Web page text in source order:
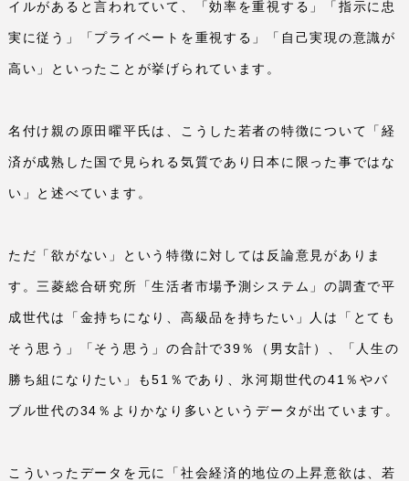
イルがあると言われていて、「効率を重視する」「指示に忠
実に従う」「プライベートを重視する」「自己実現の意識が
高い」といったことが挙げられています。
名付け親の原田曜平氏は、こうした若者の特徴について「経
済が成熟した国で見られる気質であり日本に限った事ではな
い」と述べています。
ただ「欲がない」という特徴に対しては反論意見がありま
す。三菱総合研究所「生活者市場予測システム」の調査で平
成世代は「金持ちになり、高級品を持ちたい」人は「とても
そう思う」「そう思う」の合計で39％（男女計）、「人生の
勝ち組になりたい」も51 ％であり、氷河期世代の41 ％やバ
ブル世代の34 ％よりかなり多いというデータが出ています。
こういったデータを元に「社会経済的地位の上昇意欲は、若